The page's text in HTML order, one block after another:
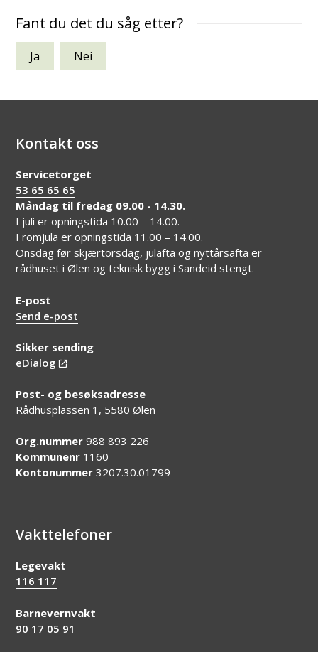
Fant du det du såg etter?
Ja Nei
Kontakt oss
Servicetorget
53 65 65 65
Måndag til fredag 09.00 - 14.30.
I juli er opningstida 10.00 – 14.00.
I romjula er opningstida 11.00 – 14.00.
Onsdag før skjærtorsdag, julafta og nyttårsafta er
rådhuset i Ølen og teknisk bygg i Sandeid stengt.
E-post
Send e-post
Sikker sending
eDialog
Post- og besøksadresse
Rådhusplassen 1, 5580 Ølen
Org.nummer988 893 226
Kommunenr 1160
Kontonummer3207.30.01799
Vakttelefoner
Legevakt
116 117
Barnevernvakt
90 17 05 91